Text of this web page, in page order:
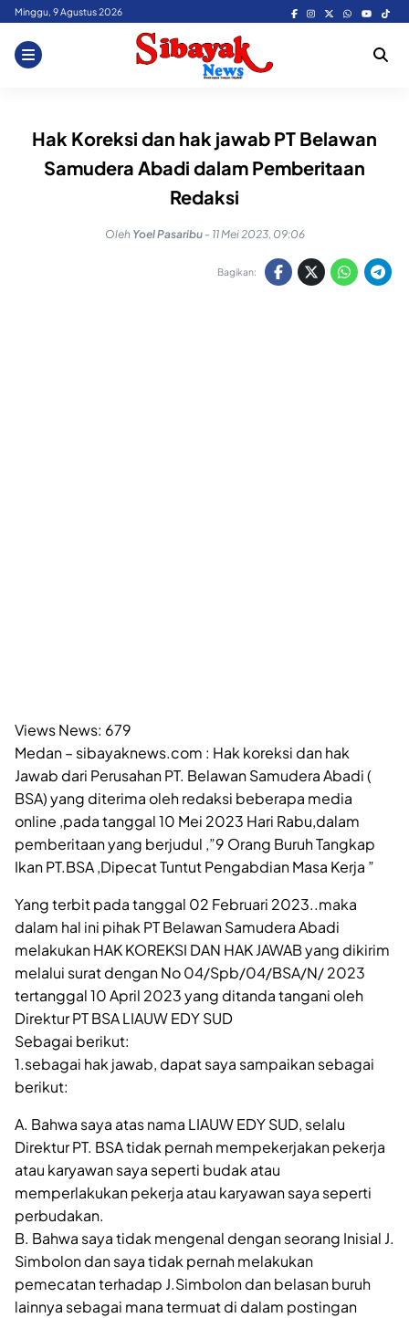
Skip
content
Minggu, 9 Agustus 2026
Hak Koreksi dan hak jawab PT Belawan
Samudera Abadi dalam Pemberitaan
Redaksi
Oleh Yoel Pasaribu - 11 Mei 2023, 09:06
Bagikan:
Views News: 679
Medan – sibayaknews.com : Hak koreksi dan hak
Jawab dari Perusahan PT. Belawan Samudera Abadi (
BSA) yang diterima oleh redaksi beberapa media
online ,pada tanggal 10 Mei 2023 Hari Rabu,dalam
pemberitaan yang berjudul ,”9 Orang Buruh Tangkap
Ikan PT.BSA ,Dipecat Tuntut Pengabdian Masa Kerja ”
Yang terbit pada tanggal 02 Februari 2023..maka
dalam hal ini pihak PT Belawan Samudera Abadi
melakukan HAK KOREKSI DAN HAK JAWAB yang dikirim
melalui surat dengan No 04/Spb/04/BSA/N/ 2023
tertanggal 10 April 2023 yang ditanda tangani oleh
Direktur PT BSA LIAUW EDY SUD
Sebagai berikut:
1.sebagai hak jawab, dapat saya sampaikan sebagai
berikut:
A. Bahwa saya atas nama LIAUW EDY SUD, selalu
Direktur PT. BSA tidak pernah mempekerjakan pekerja
atau karyawan saya seperti budak atau
memperlakukan pekerja atau karyawan saya seperti
perbudakan.
B. Bahwa saya tidak mengenal dengan seorang Inisial J.
Simbolon dan saya tidak pernah melakukan
pemecatan terhadap J.Simbolon dan belasan buruh
lainnya sebagai mana termuat di dalam postingan